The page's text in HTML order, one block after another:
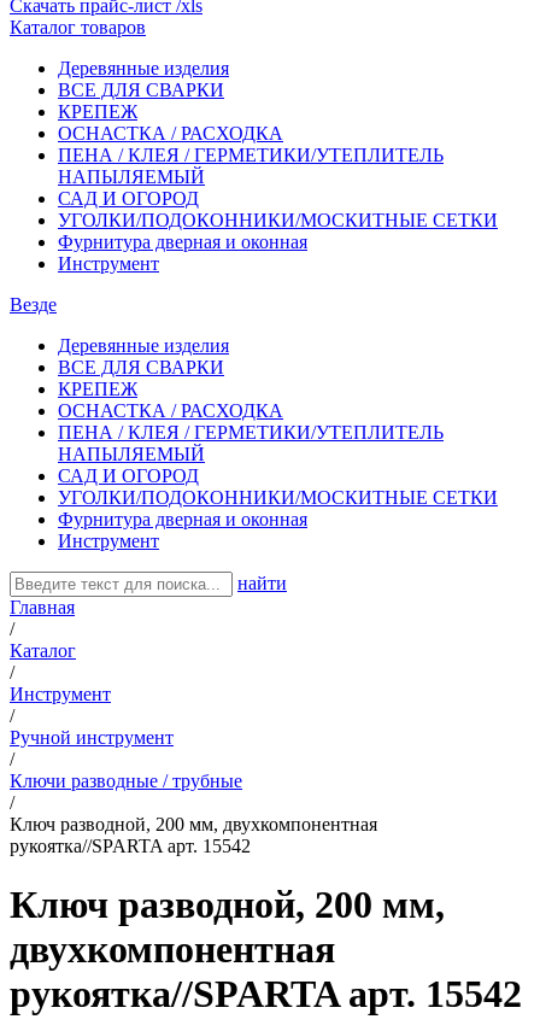
Скачать прайс-лист /xls
Каталог товаров
Деревянные изделия
ВСЕ ДЛЯ СВАРКИ
КРЕПЕЖ
ОСНАСТКА / РАСХОДКА
ПЕНА / КЛЕЯ / ГЕРМЕТИКИ/УТЕПЛИТЕЛЬ
НАПЫЛЯЕМЫЙ
САД И ОГОРОД
УГОЛКИ/ПОДОКОННИКИ/МОСКИТНЫЕ СЕТКИ
Фурнитура дверная и оконная
Инструмент
Везде
Деревянные изделия
ВСЕ ДЛЯ СВАРКИ
КРЕПЕЖ
ОСНАСТКА / РАСХОДКА
ПЕНА / КЛЕЯ / ГЕРМЕТИКИ/УТЕПЛИТЕЛЬ
НАПЫЛЯЕМЫЙ
САД И ОГОРОД
УГОЛКИ/ПОДОКОННИКИ/МОСКИТНЫЕ СЕТКИ
Фурнитура дверная и оконная
Инструмент
найти
Главная
/
Каталог
/
Инструмент
/
Ручной инструмент
/
Ключи разводные / трубные
/
Ключ разводной, 200 мм, двухкомпонентная
рукоятка//SPARTA арт. 15542
Ключ разводной, 200 мм,
двухкомпонентная
рукоятка//SPARTA арт. 15542